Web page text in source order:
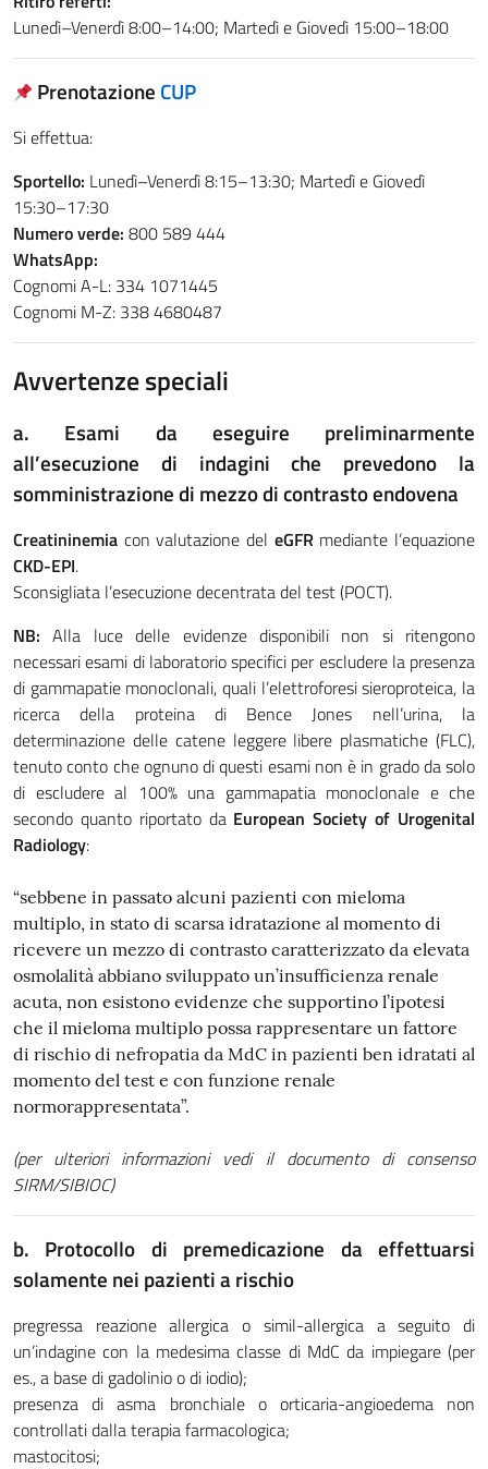
Lunedì–Venerdì 8:00–14:00; Martedì e Giovedì 15:00–18:00
Prenotazione CUP
Si effettua:
Sportello: Lunedì–Venerdì 8:15–13:30; Martedì e Giovedì
15:30–17:30
Numero verde: 800 589 444
WhatsApp:
Cognomi A-L: 334 1071445
Cognomi M-Z: 338 4680487
Avvertenze speciali
a. Esami da eseguire preliminarmente
all’esecuzione di indagini che prevedono la
somministrazione di mezzo di contrasto endovena
Creatininemia con valutazione del eGFRmediante l’equazione
CKD-EPI.
Sconsigliata l’esecuzione decentrata del test (POCT).
NB: Alla luce delle evidenze disponibili non si ritengono
necessari esami di laboratorio specifici per escludere la presenza
di gammapatie monoclonali, quali l’elettroforesi sieroproteica, la
ricerca della proteina di Bence Jones nell’urina, la
determinazione delle catene leggere libere plasmatiche (FLC),
tenuto conto che ognuno di questi esami non è in grado da solo
di escludere al 100% una gammapatia monoclonale e che
secondo quanto riportato da European Society of Urogenital
Radiology:
“sebbene in passato alcuni pazienti con mieloma
multiplo, in stato di scarsa idratazione al momento di
ricevere un mezzo di contrasto caratterizzato da elevata
osmolalità abbiano sviluppato un’insufficienza renale
acuta, non esistono evidenze che supportino l’ipotesi
che il mieloma multiplo possa rappresentare un fattore
di rischio di nefropatia da MdC in pazienti ben idratati al
momento del test e con funzione renale
normorappresentata”.
(per ulteriori informazioni vedi il documento di consenso
SIRM/SIBIOC)
b. Protocollo di premedicazione da effettuarsi
solamente nei pazienti a rischio
pregressa reazione allergica o simil-allergica a seguito di
un’indagine con la medesima classe di MdC da impiegare (per
es., a base di gadolinio o di iodio);
presenza di asma bronchiale o orticaria-angioedema non
controllati dalla terapia farmacologica;
mastocitosi;